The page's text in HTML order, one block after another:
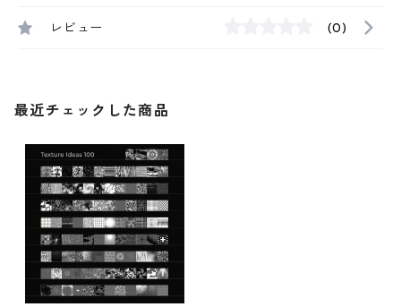
レビュー (0)
最近チェックした商品